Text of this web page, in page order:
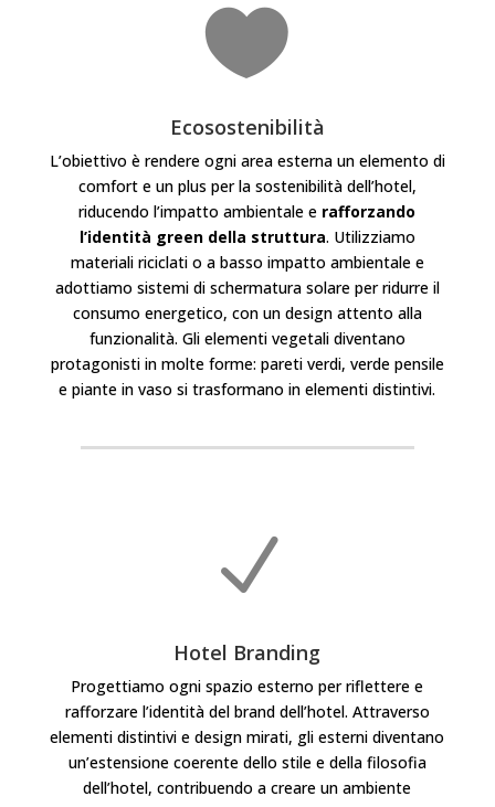

Ecosostenibilità
L’obiettivo è rendere ogni area esterna un elemento di
comfort e un plus per la sostenibilità dell’hotel,
riducendo l’impatto ambientale e rafforzando
l’identità green della struttura. Utilizziamo
materiali riciclati o a basso impatto ambientale e
adottiamo sistemi di schermatura solare per ridurre il
consumo energetico, con un design attento alla
funzionalità. Gli elementi vegetali diventano
protagonisti in molte forme: pareti verdi, verde pensile
e piante in vaso si trasformano in elementi distintivi.
N
Hotel Branding
Progettiamo ogni spazio esterno per riflettere e
rafforzare l’identità del brand dell’hotel. Attraverso
elementi distintivi e design mirati, gli esterni diventano
un’estensione coerente dello stile e della filosofia
dell’hotel, contribuendo a creare un ambiente